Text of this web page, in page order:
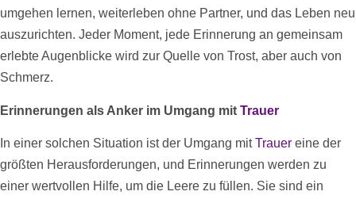
umgehen lernen, weiterleben ohne Partner, und das Leben neu
auszurichten. Jeder Moment, jede Erinnerung an gemeinsam
erlebte Augenblicke wird zur Quelle von Trost, aber auch von
Schmerz.
Erinnerungen als Anker im Umgang mit Trauer
In einer solchen Situation ist der Umgang mitTrauer eine der
größten Herausforderungen, und Erinnerungen werden zu
einer wertvollen Hilfe, um die Leere zu füllen. Sie sind ein